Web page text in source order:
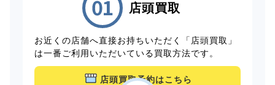
店頭買取
お近くの店舗へ直接お持ちいただく「店頭買取」
は一番ご利用いただいている買取方法です。
店頭買取予約はこちら